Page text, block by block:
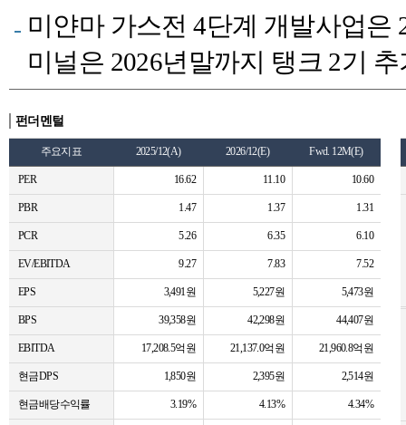
미얀마 가스전 4단계 개발사업은
미널은 2026년말까지 탱크 2기
펀더멘털
주요지표 2025/12(A) 2026/12(E) Fwd. 12M(E)
PER 16.62 11.10 10.60
PBR 1.47 1.37 1.31
PCR 5.26 6.35 6.10
EV/EBITDA 9.27 7.83 7.52
EPS 3,491원 5,227원 5,473원
BPS 39,358원 42,298원 44,407원
EBITDA 17,208.5억원 21,137.0억원 21,960.8억원
현금DPS 1,850원 2,395원 2,514원
현금배당수익률 3.19% 4.13% 4.34%